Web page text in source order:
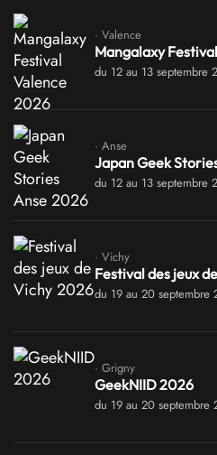
· Valence
Mangalaxy
du 12 au 13 septembre
· Anse
Japan Geek
du 12 au 13 septembre
· Vichy
Festival des jeux
du 19 au 20 septembre
· Grigny
GeekNIID 2026
du 19 au 20 septembre